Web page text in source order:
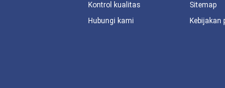
VIDEO
Kontrol kualitas
Hubungi kami
Sitemap
Kebijakan